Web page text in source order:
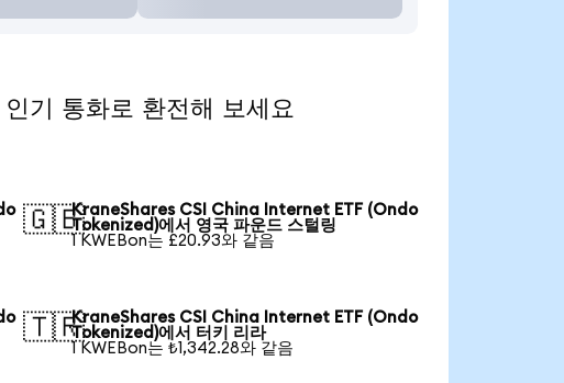
통화로 환전해 보세요
🇬🇧KraneShares CSI China Internet ETF (Ondo
Tokenized)에서 영국 파운드 스털링
1 KWEBon는 £20.93와 같음
🇹🇷KraneShares CSI China Internet ETF (Ondo
Tokenized)에서 터키 리라
1 KWEBon는 ₺1,342.28와 같음